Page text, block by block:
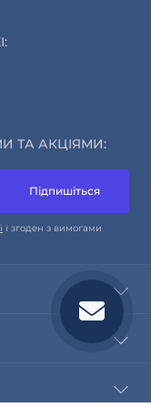
ТА АКЦІЯМИ:
Підпишіться
і згоден з вимогами